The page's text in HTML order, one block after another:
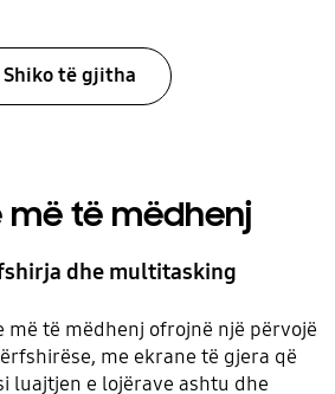
Shiko të gjitha
më të mëdhenj
dhe multitasking
më të mëdhenj ofrojnë një përvojë
me ekrane të gjera që
luajtjen e lojërave ashtu dhe